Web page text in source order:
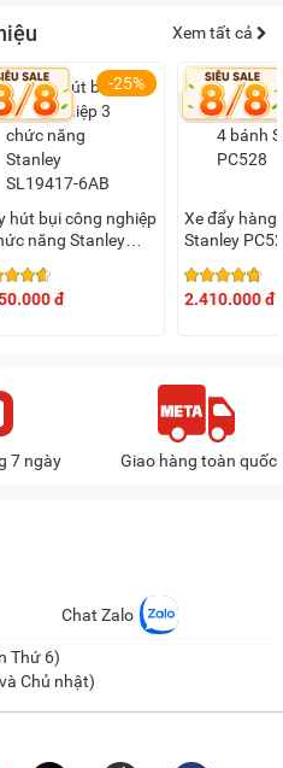
Xem tất cả
-25%
hút bụi công nghiệp
năng Stanley
đ
Xe đẩy hàng
Stanley
2.410.000 đ
7 ngày Giao hàng toàn quốc
Chat Zalo
Thứ 6)
Chủ nhật)